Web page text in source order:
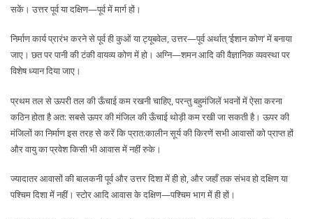
सकें। उत्तर पूर्व या दक्षिण—पूर्व में मार्ग हों।
निर्माण कार्य प्रारंभ करने से पूर्व ही कुओं या ट्यूबवेल, उत्तर—पूर्व अर्थात् ‘ईशान कोण’ में बनाया
जाए। छत पर पानी की टंकी वायव्य कोण में हो। अग्नि—शमन आदि की वैज्ञानिक व्यवस्था पर
विशेष ध्यान दिया जाए।
प्रथम तल से ऊपरी तल की ऊँचाई कम रखनी चाहिए, परन्तु बहुमंजिलें भवनों में ऐसा करना
कठिन होता है अत: सबसे ऊपर की मंजिल की ऊँचाई थोड़ी कम रखी जा सकती है। ऊपर की
मंजिलों का निर्माण इस तरह से करें कि प्रात:कालीन सूर्य की किरणें सभी आवासों को प्राप्त हों
और वायु का प्रवेश किसी भी आवास में नहीं रुके।
ज्यादातर आवासों की बालकनी पूर्व और उत्तर दिशा में ही हो, और जहाँ तक संभव हो दक्षिण या
पश्चिम दिशा में नहीं। स्टोर आदि आवास के दक्षिण—पश्चिम भाग में ही हों।